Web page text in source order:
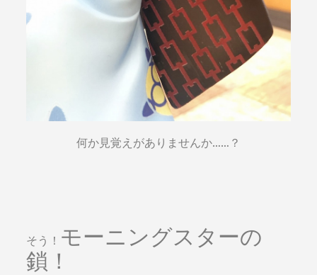
何か見覚えがありませんか……？
そう！ モーニングスターの
鎖！